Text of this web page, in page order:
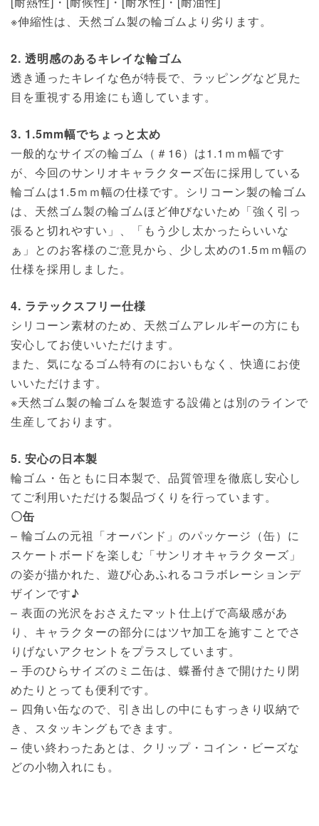
※伸縮性は、天然ゴム製の輪ゴムより劣ります。
2. 透明感のあるキレイな輪ゴム
透き通ったキレイな色が特長で、ラッピングなど見た
目を重視する用途にも適しています。
3. 1.5mm幅でちょっと太め
一般的なサイズの輪ゴム（＃16）は1.1ｍｍ幅です
が、今回のサンリオキャラクターズ缶に採用している
輪ゴムは1.5ｍｍ幅の仕様です。シリコーン製の輪ゴム
は、天然ゴム製の輪ゴムほど伸びないため「強く引っ
張ると切れやすい」、「もう少し太かったらいいな
ぁ」とのお客様のご意見から、少し太めの1.5ｍｍ幅の
仕様を採用しました。
4. ラテックスフリー仕様
シリコーン素材のため、天然ゴムアレルギーの方にも
安心してお使いいただけます。
また、気になるゴム特有のにおいもなく、快適にお使
いいただけます。
※天然ゴム製の輪ゴムを製造する設備とは別のラインで
生産しております。
5. 安心の日本製
輪ゴム・缶ともに日本製で、品質管理を徹底し安心し
てご利用いただける製品づくりを行っています。
〇缶
– 輪ゴムの元祖「オーバンド」のパッケージ（缶）に
スケートボードを楽しむ「サンリオキャラクターズ」
の姿が描かれた、遊び心あふれるコラボレーションデ
ザインです♪
– 表面の光沢をおさえたマット仕上げで高級感があ
り、キャラクターの部分にはツヤ加工を施すことでさ
りげないアクセントをプラスしています。
– 手のひらサイズのミニ缶は、蝶番付きで開けたり閉
めたりとっても便利です。
– 四角い缶なので、引き出しの中にもすっきり収納で
き、スタッキングもできます。
– 使い終わったあとは、クリップ・コイン・ビーズな
どの小物入れにも。